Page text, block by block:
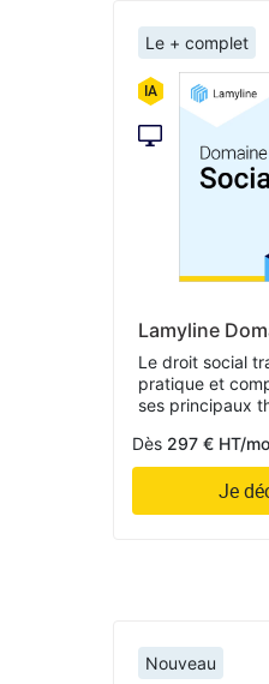
Le + complet
Lamyline
Le droit social
pratique et
ses principaux
Dès 297 € HT/
Je
Nouveau